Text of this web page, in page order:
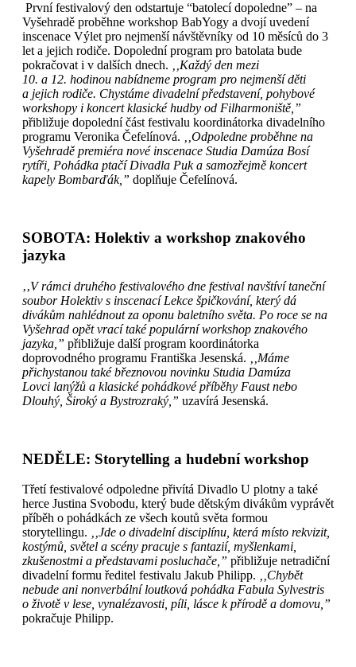
První festivalový den odstartuje “batolecí dopoledne” – na
Vyšehradě proběhne workshop BabYogy a dvojí uvedení
inscenace Výlet pro nejmenší návštěvníky od 10 měsíců do 3
let a jejich rodiče. Dopolední program pro batolata bude
pokračovat i v dalších dnech. ‚‚Každý den mezi
10. a 12. hodinou nabídneme program pro nejmenší děti
a jejich rodiče. Chystáme divadelní představení, pohybové
workshopy i koncert klasické hudby od Filharmoniště,”
přibližuje dopolední část festivalu koordinátorka divadelního
programu Veronika Čefelínová. ‚‚Odpoledne proběhne na
Vyšehradě premiéra nové inscenace Studia Damúza Bosí
rytíři, Pohádka ptačí Divadla Puk a samozřejmě koncert
kapely Bombarďák,” doplňuje Čefelínová.
SOBOTA: Holektiv a workshop znakového
jazyka
‚‚V rámci druhého festivalového dne festival navštíví taneční
soubor Holektiv s inscenací Lekce špičkování, který dá
divákům nahlédnout za oponu baletního světa. Po roce se na
Vyšehrad opět vrací také populární workshop znakového
jazyka,” přibližuje další program koordinátorka
doprovodného programu Františka Jesenská.
‚‚Máme
přichystanou také březnovou novinku Studia Damúza
Lovci lanýžů a klasické pohádkové příběhy Faust nebo
Dlouhý, Široký a Bystrozraký,” uzavírá Jesenská.
NEDĚLE: Storytelling a hudební workshop
Třetí festivalové odpoledne přivítá Divadlo U plotny a také
herce Justina Svobodu, který bude dětským divákům vyprávět
příběh o pohádkách ze všech koutů světa formou
storytellingu.
‚‚Jde o divadelní disciplínu, která místo rekvizit,
kostýmů, světel a scény pracuje s fantazií, myšlenkami,
zkušenostmi a představami posluchače,” přibližuje netradiční
divadelní formu ředitel festivalu Jakub Philipp.
‚‚Chybět
nebude ani nonverbální loutková pohádka Fabula Sylvestris
o životě v lese, vynalézavosti, píli, lásce k přírodě a domovu,”
pokračuje Philipp.